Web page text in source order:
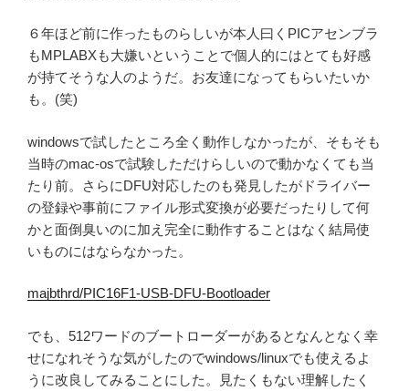
６年ほど前に作ったものらしいが本人曰くPICアセンブラ
もMPLABXも大嫌いということで個人的にはとても好感
が持てそうな人のようだ。お友達になってもらいたいか
も。(笑)
windowsで試したところ全く動作しなかったが、そもそも
当時のmac-osで試験しただけらしいので動かなくても当
たり前。さらにDFU対応したのも発見したがドライバー
の登録や事前にファイル形式変換が必要だったりして何
かと面倒臭いのに加え完全に動作することはなく結局使
いものにはならなかった。
majbthrd/PIC16F1-USB-DFU-Bootloader
でも、512ワードのブートローダーがあるとなんとなく幸
せになれそうな気がしたのでwindows/linuxでも使えるよ
うに改良してみることにした。見たくもない理解したく